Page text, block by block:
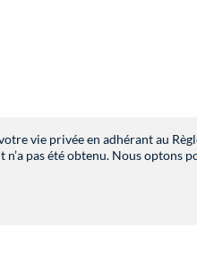
vie privée en adhérant au
n’a pas été obtenu. Nous optons